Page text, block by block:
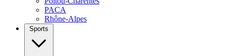
PACA
Rhône-Alpes
Sports